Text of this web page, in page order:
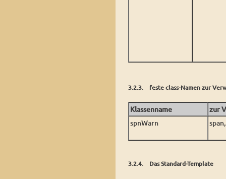
3.2.3. feste class-Namen zur
Klassenname
zur
spnWarn
3.2.4. Das Standard-Template